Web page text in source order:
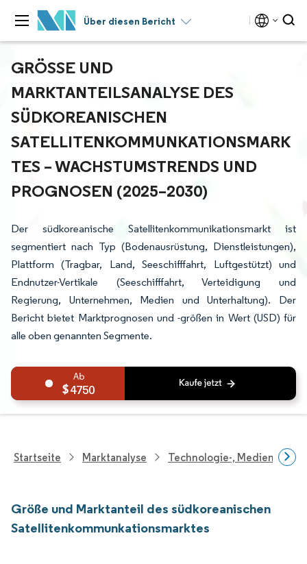
Über diesen Bericht
GRÖSSE UND M
ARKTANTEILSANALYSE DES S
ÜDKOREANISCHEN S
ATELLITENKOMMUNKATIONSMARKT
ES – WACHSTUMSTRENDS UND P
ROGNOSEN (2025–2030)
Der südkoreanische Satellitenkommunikationsmarkt ist
segmentiert nach Typ (Bodenausrüstung, Dienstleistungen),
Plattform (Tragbar, Land, Seeschifffahrt, Luftgestützt) und
Endnutzer-Vertikale (Seeschifffahrt, Verteidigung und
Regierung, Unternehmen, Medien und Unterhaltung). Der
Bericht bietet Marktprognosen und -größen in Wert (USD) für
alle oben genannten Segmente.
4750
Startseite Marktanalyse Technologie-, Medien- Und
Größe und Marktanteil des südkoreanischen
Satellitenkommunkationsmarktes